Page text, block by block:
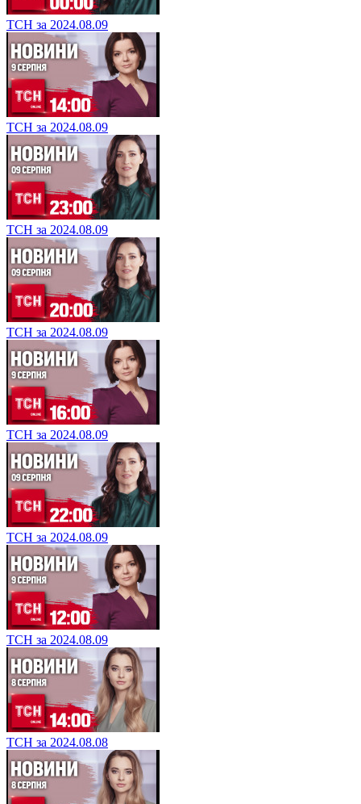
ТСН за 2024.08.09
ТСН за 2024.08.09
ТСН за 2024.08.09
ТСН за 2024.08.09
ТСН за 2024.08.09
ТСН за 2024.08.09
ТСН за 2024.08.09
ТСН за 2024.08.08